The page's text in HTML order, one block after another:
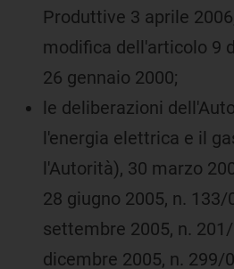
Produttive 3 aprile
modifica dell'articolo 9
26 gennaio 2000;
le deliberazioni
l'energia elettrica e il
l'Autorità), 30 marzo
28 giugno 2005, n. 133/
settembre 2005, n.
dicembre 2005, n. 299/